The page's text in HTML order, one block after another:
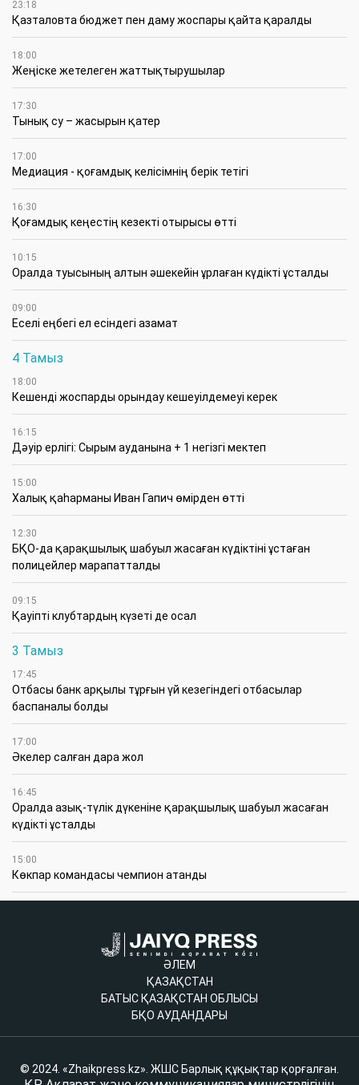
23:18
Қазталовта бюджет пен даму жоспары қайта қаралды
18:00
Жеңіске жетелеген жаттықтырушылар
17:30
Тынық су – жасырын қатер
17:00
Медиация - қоғамдық келісімнің берік тетігі
16:30
Қоғамдық кеңестің кезекті отырысы өтті
10:15
Оралда туысының алтын әшекейін ұрлаған күдікті ұсталды
09:00
Еселі еңбегі ел есіндегі азамат
4 Тамыз
18:00
Кешенді жоспарды орындау кешеуілдемеуі керек
16:15
Дәуір ерлігі: Сырым ауданына + 1 негізгі мектеп
15:00
Халық қаһарманы Иван Гапич өмірден өтті
12:30
БҚО-да қарақшылық шабуыл жасаған күдіктіні ұстаған
полицейлер марапатталды
09:15
Қауіпті клубтардың күзеті де осал
3 Тамыз
17:45
Отбасы банк арқылы тұрғын үй кезегіндегі отбасылар
баспаналы болды
17:00
Әкелер салған дара жол
16:45
Оралда азық-түлік дүкеніне қарақшылық шабуыл жасаған
күдікті ұсталды
15:00
Көкпар командасы чемпион атанды
ӘЛЕМ
ҚАЗАҚСТАН
БАТЫС ҚАЗАҚСТАН ОБЛЫСЫ
БҚО АУДАНДАРЫ
© 2024. «Zhaikpress.kz». ЖШС Барлық құқықтар қорғалған.